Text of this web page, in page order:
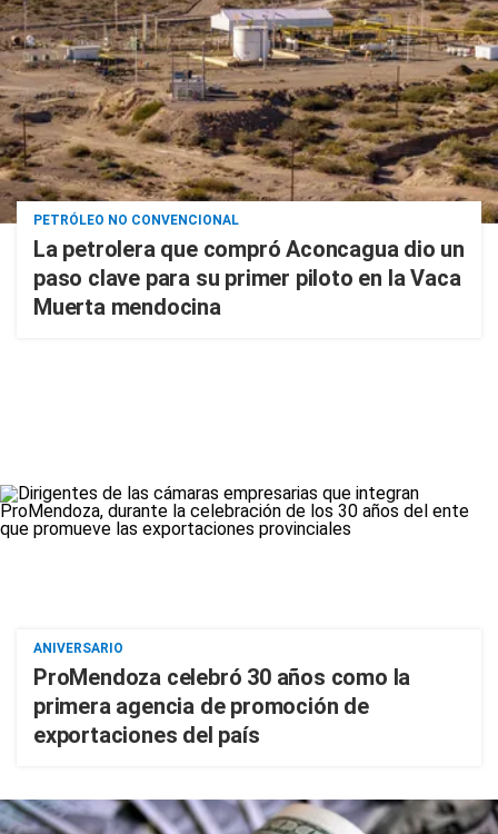
PETRÓLEO NO CONVENCIONAL
La petrolera que compró Aconcagua dio un
paso clave para su primer piloto en la Vaca
Muerta mendocina
ANIVERSARIO
ProMendoza celebró 30 años como la
primera agencia de promoción de
exportaciones del país